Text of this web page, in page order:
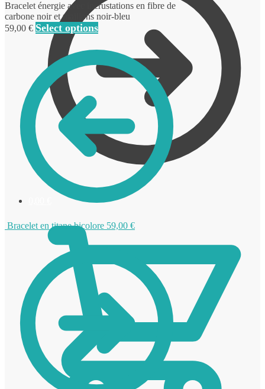
Bracelet énergie avec incrustations en fibre de
carbone noir et maillons noir-bleu
59,00 € Select options
Bracelet en titane bicolore 59,00 €